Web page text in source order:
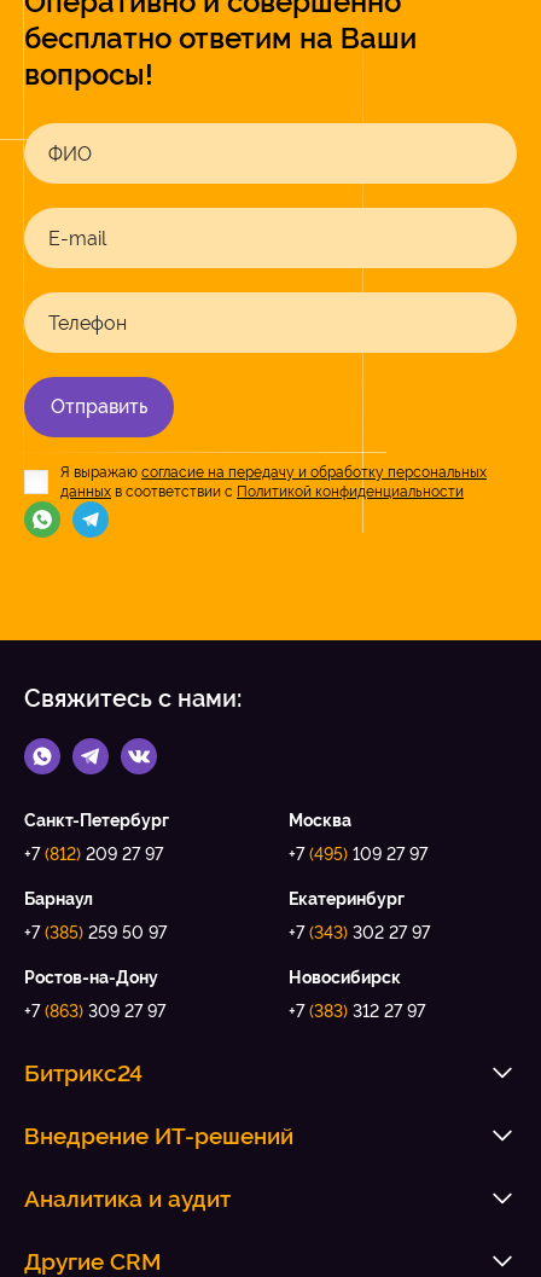
бесплатно ответим на Ваши
вопросы!
ФИО
E-mail
Телефон
Отправить
Я выражаю согласие на передачу и обработку персональных
данных в соответствии с Политикой конфиденциальности
Свяжитесь с нами:
Санкт-Петербург
+7(812) 209 27 97
Москва
+7(495) 109 27 97
Барнаул
+7(385) 259 50 97
Екатеринбург
+7(343) 302 27 97
Ростов-на-Дону
+7(863) 309 27 97
Новосибирск
+7(383) 312 27 97
Битрикс24
Внедрение ИТ-решений
Аналитика и аудит
Другие CRM